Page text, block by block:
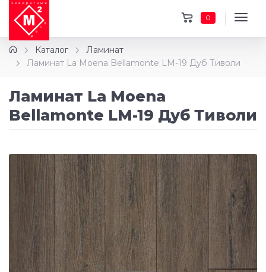
0
Каталог
Ламинат
Ламинат La Moena Bellamonte LM-19 Дуб Тиволи
Ламинат La Moena
Bellamonte LM-19 Дуб Тиволи